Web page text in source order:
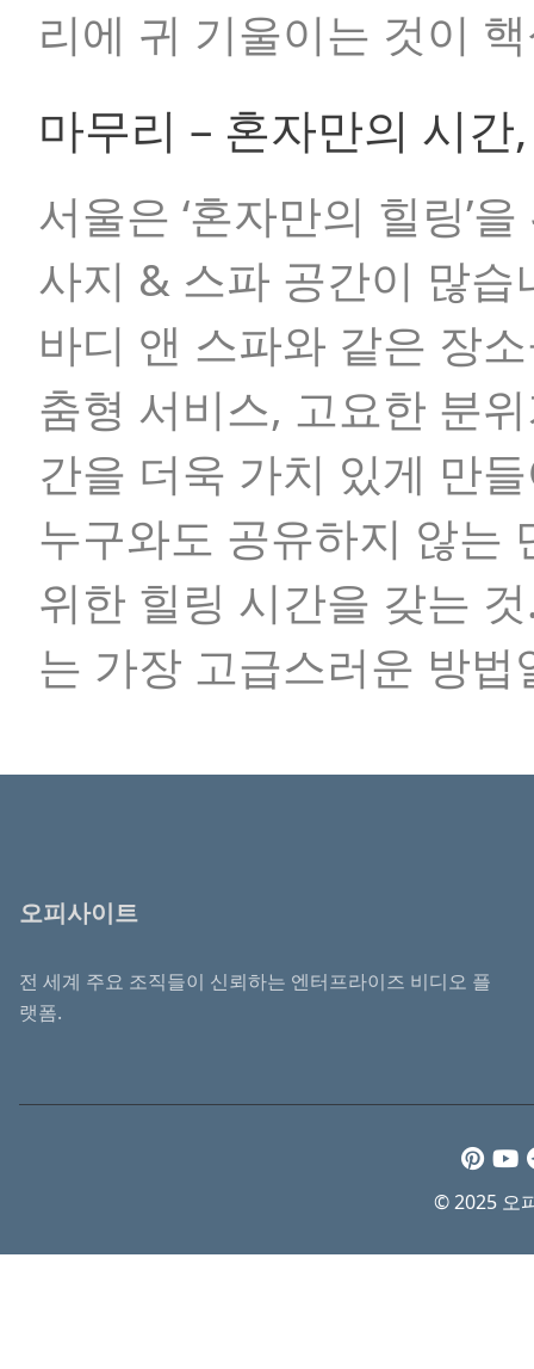
리에 귀 기울이는 것이
마무리 – 혼자만의 시
서울은 ‘혼자만의 힐링’
사지 & 스파 공간이 많
바디 앤 스파와 같은 장
춤형 서비스, 고요한 분
간을 더욱 가치 있게 만
누구와도 공유하지 않는
위한 힐링 시간을 갖는
는 가장 고급스러운 방
오피사이트
전 세계 주요 조직들이 신뢰하는 엔터프라이즈 비디오 플
랫폼.
© 2025 오